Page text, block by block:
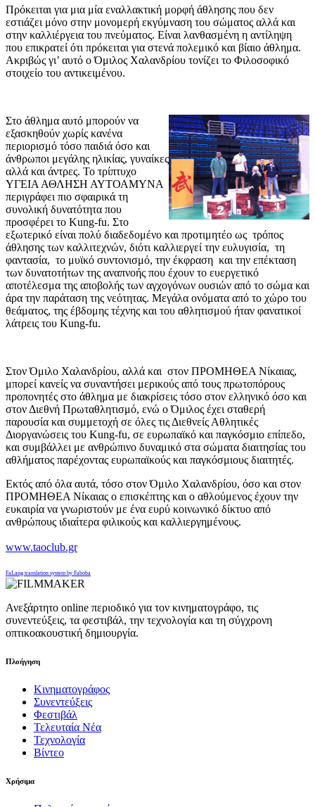
Πρόκειται για μια μία εναλλακτική μορφή άθλησης που δεν
εστιάζει μόνο στην μονομερή εκγύμναση του σώματος αλλά και
στην καλλιέργεια του πνεύματος. Είναι λανθασμένη η αντίληψη
που επικρατεί ότι πρόκειται για στενά πολεμικό και βίαιο άθλημα.
Ακριβώς γι’ αυτό ο Όμιλος Χαλανδρίου τονίζει το Φιλοσοφικό
στοιχείο του αντικειμένου.
Στο άθλημα αυτό μπορούν να
εξασκηθούν χωρίς κανένα
περιορισμό τόσο παιδιά όσο και
άνθρωποι μεγάλης ηλικίας, γυναίκες
αλλά και άντρες. Το τρίπτυχο
ΥΓΕΙΑ ΑΘΛΗΣΗ ΑΥΤΟΑΜΥΝΑ
περιγράφει πιο σφαιρικά τη
συνολική δυνατότητα που
προσφέρει το Kung-fu. Στο
εξωτερικό είναι πολύ διαδεδομένο και προτιμητέο ως τρόπος
άθλησης των καλλιτεχνών, διότι καλλιεργεί την ευλυγισία, τη
φαντασία, το μυϊκό συντονισμό, την έκφραση και την επέκταση
των δυνατοτήτων της αναπνοής που έχουν το ευεργετικό
αποτέλεσμα της αποβολής των αγχογόνων ουσιών από το σώμα και
άρα την παράταση της νεότητας. Μεγάλα ονόματα από το χώρο του
θεάματος, της έβδομης τέχνης και του αθλητισμού ήταν φανατικοί
λάτρεις του Kung-fu.
Στον Όμιλο Χαλανδρίου, αλλά και στον ΠΡΟΜΗΘΕΑ Νίκαιας,
μπορεί κανείς να συναντήσει μερικούς από τους πρωτοπόρους
προπονητές στο άθλημα με διακρίσεις τόσο στον ελληνικό όσο και
στον Διεθνή Πρωταθλητισμό, ενώ ο Όμιλος έχει σταθερή
παρουσία και συμμετοχή σε όλες τις Διεθνείς Αθλητικές
Διοργανώσεις του Kung-fu, σε ευρωπαϊκό και παγκόσμιο επίπεδο,
και συμβάλλει με ανθρώπινο δυναμικό στα σώματα διαιτησίας του
αθλήματος παρέχοντας ευρωπαϊκούς και παγκόσμιους διαιτητές.
Εκτός από όλα αυτά, τόσο στον Όμιλο Χαλανδρίου, όσο και στον
ΠΡΟΜΗΘΕΑ Νίκαιας ο επισκέπτης και ο αθλούμενος έχουν την
ευκαιρία να γνωριστούν με ένα ευρύ κοινωνικό δίκτυο από
ανθρώπους ιδιαίτερα φιλικούς και καλλιεργημένους.
www.taoclub.gr
FaLang translation system by Faboba
Ανεξάρτητο online περιοδικό για τον κινηματογράφο, τις
συνεντεύξεις, τα φεστιβάλ, την τεχνολογία και τη σύγχρονη
οπτικοακουστική δημιουργία.
Πλοήγηση
Κινηματογράφος
Συνεντεύξεις
Φεστιβάλ
Τελευταία Νέα
Τεχνολογία
Βίντεο
Χρήσιμα